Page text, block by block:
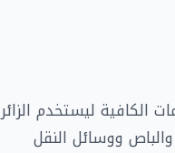
الكافية ليستخدم الزائر
ووسائل النقل